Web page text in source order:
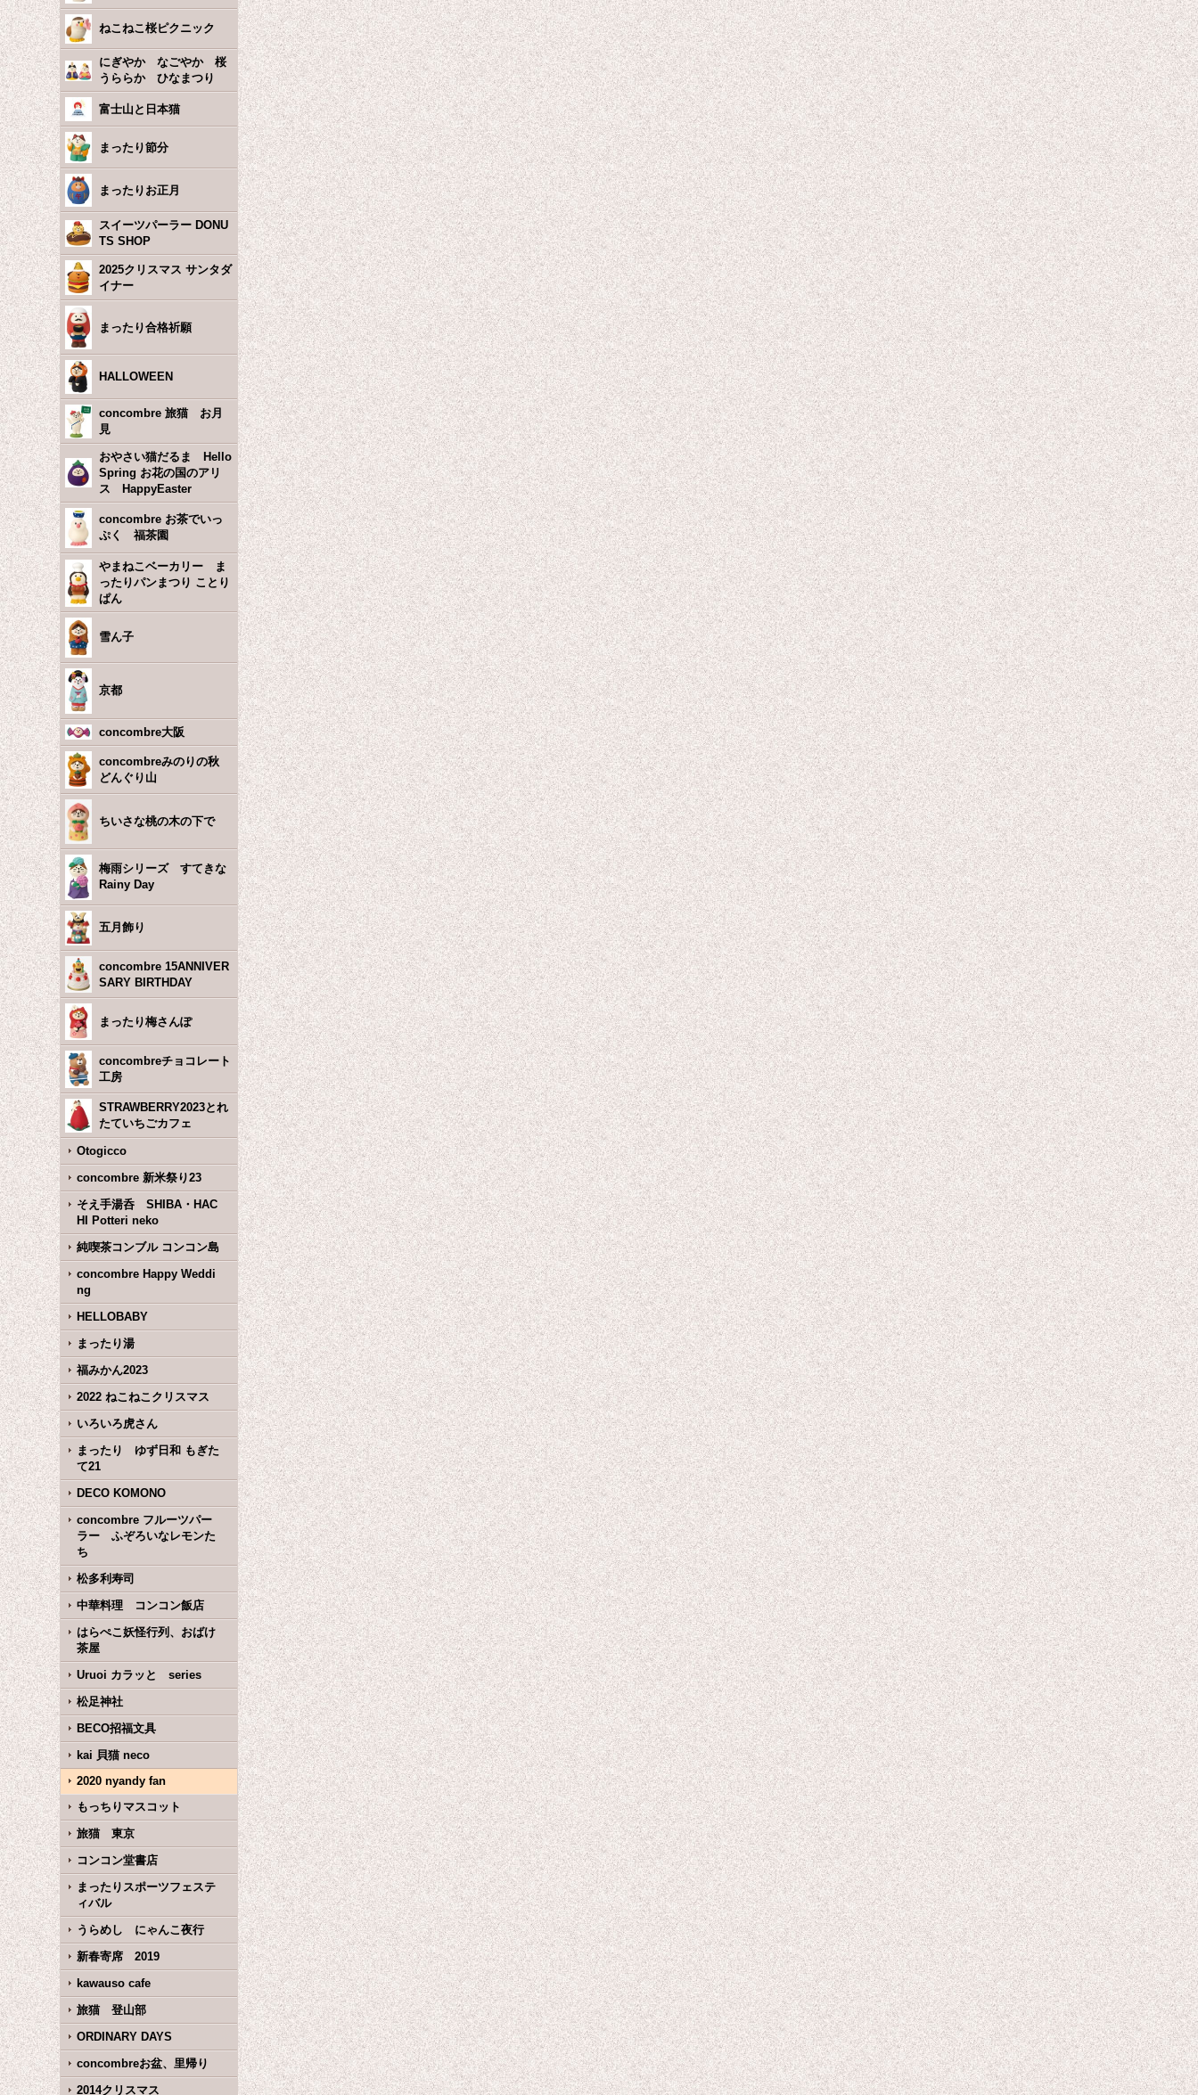
ねこねこ桜ピクニック
にぎやか なごやか 桜
うららか ひなまつり
富士山と日本猫
まったり節分
まったりお正月
スイーツパーラー DONU
TS SHOP
2025クリスマス サンタダ
イナー
まったり合格祈願
HALLOWEEN
concombre 旅猫 お月
見
おやさい猫だるま Hello
Spring お花の国のアリ
ス HappyEaster
concombre お茶でいっ
ぷく 福茶園
やまねこベーカリー ま
ったりパンまつり ことり
ぱん
雪ん子
京都
concombre大阪
concombreみのりの秋
どんぐり山
ちいさな桃の木の下で
梅雨シリーズ すてきな
Rainy Day
五月飾り
concombre 15ANNIVER
SARY BIRTHDAY
まったり梅さんぽ
concombreチョコレート
工房
STRAWBERRY2023とれ
たていちごカフェ
Otogicco
concombre 新米祭り23
そえ手湯呑 SHIBA・HAC
HI Potteri neko
純喫茶コンブル コンコン島
concombre Happy Weddi
ng
HELLOBABY
まったり湯
福みかん2023
2022 ねこねこクリスマス
いろいろ虎さん
まったり ゆず日和 もぎた
て21
DECO KOMONO
concombre フルーツパー
ラー ふぞろいなレモンた
ち
松多利寿司
中華料理 コンコン飯店
はらぺこ妖怪行列、おばけ
茶屋
Uruoi カラッと series
松足神社
BECO招福文具
kai 貝猫 neco
2020 nyandy fan
もっちりマスコット
旅猫 東京
コンコン堂書店
まったりスポーツフェステ
ィバル
うらめし にゃんこ夜行
新春寄席 2019
kawauso cafe
旅猫 登山部
ORDINARY DAYS
concombreお盆、里帰り
2014クリスマス